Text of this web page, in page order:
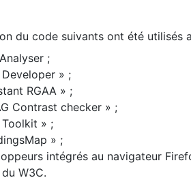
du code suivants ont été utilisés
;
» ;
RGAA » ;
Contrast checker » ;
Toolkit » ;
» ;
intégrés au navigateur
W3C.